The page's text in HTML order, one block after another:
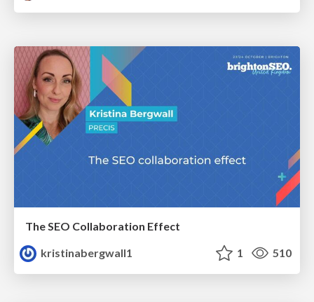
The SEO Collaboration Effect
kristinabergwall1
1 510